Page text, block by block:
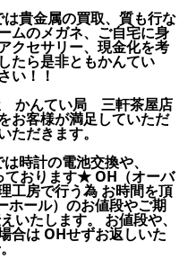
貴金属の買取、質も行な
ムのメガネ、ご自宅に身
クセサリー、現金化を考
たら是非ともかんてい
い！！
かんてい局 三軒茶屋店
お客様が満足していただ
ただきます。
時計の電池交換や、
ております★ OH（オーバ
工房で行う為 お時間を頂
ホール）のお値段やご期
いたします。 お値段や、
合は OHせずお返しいた